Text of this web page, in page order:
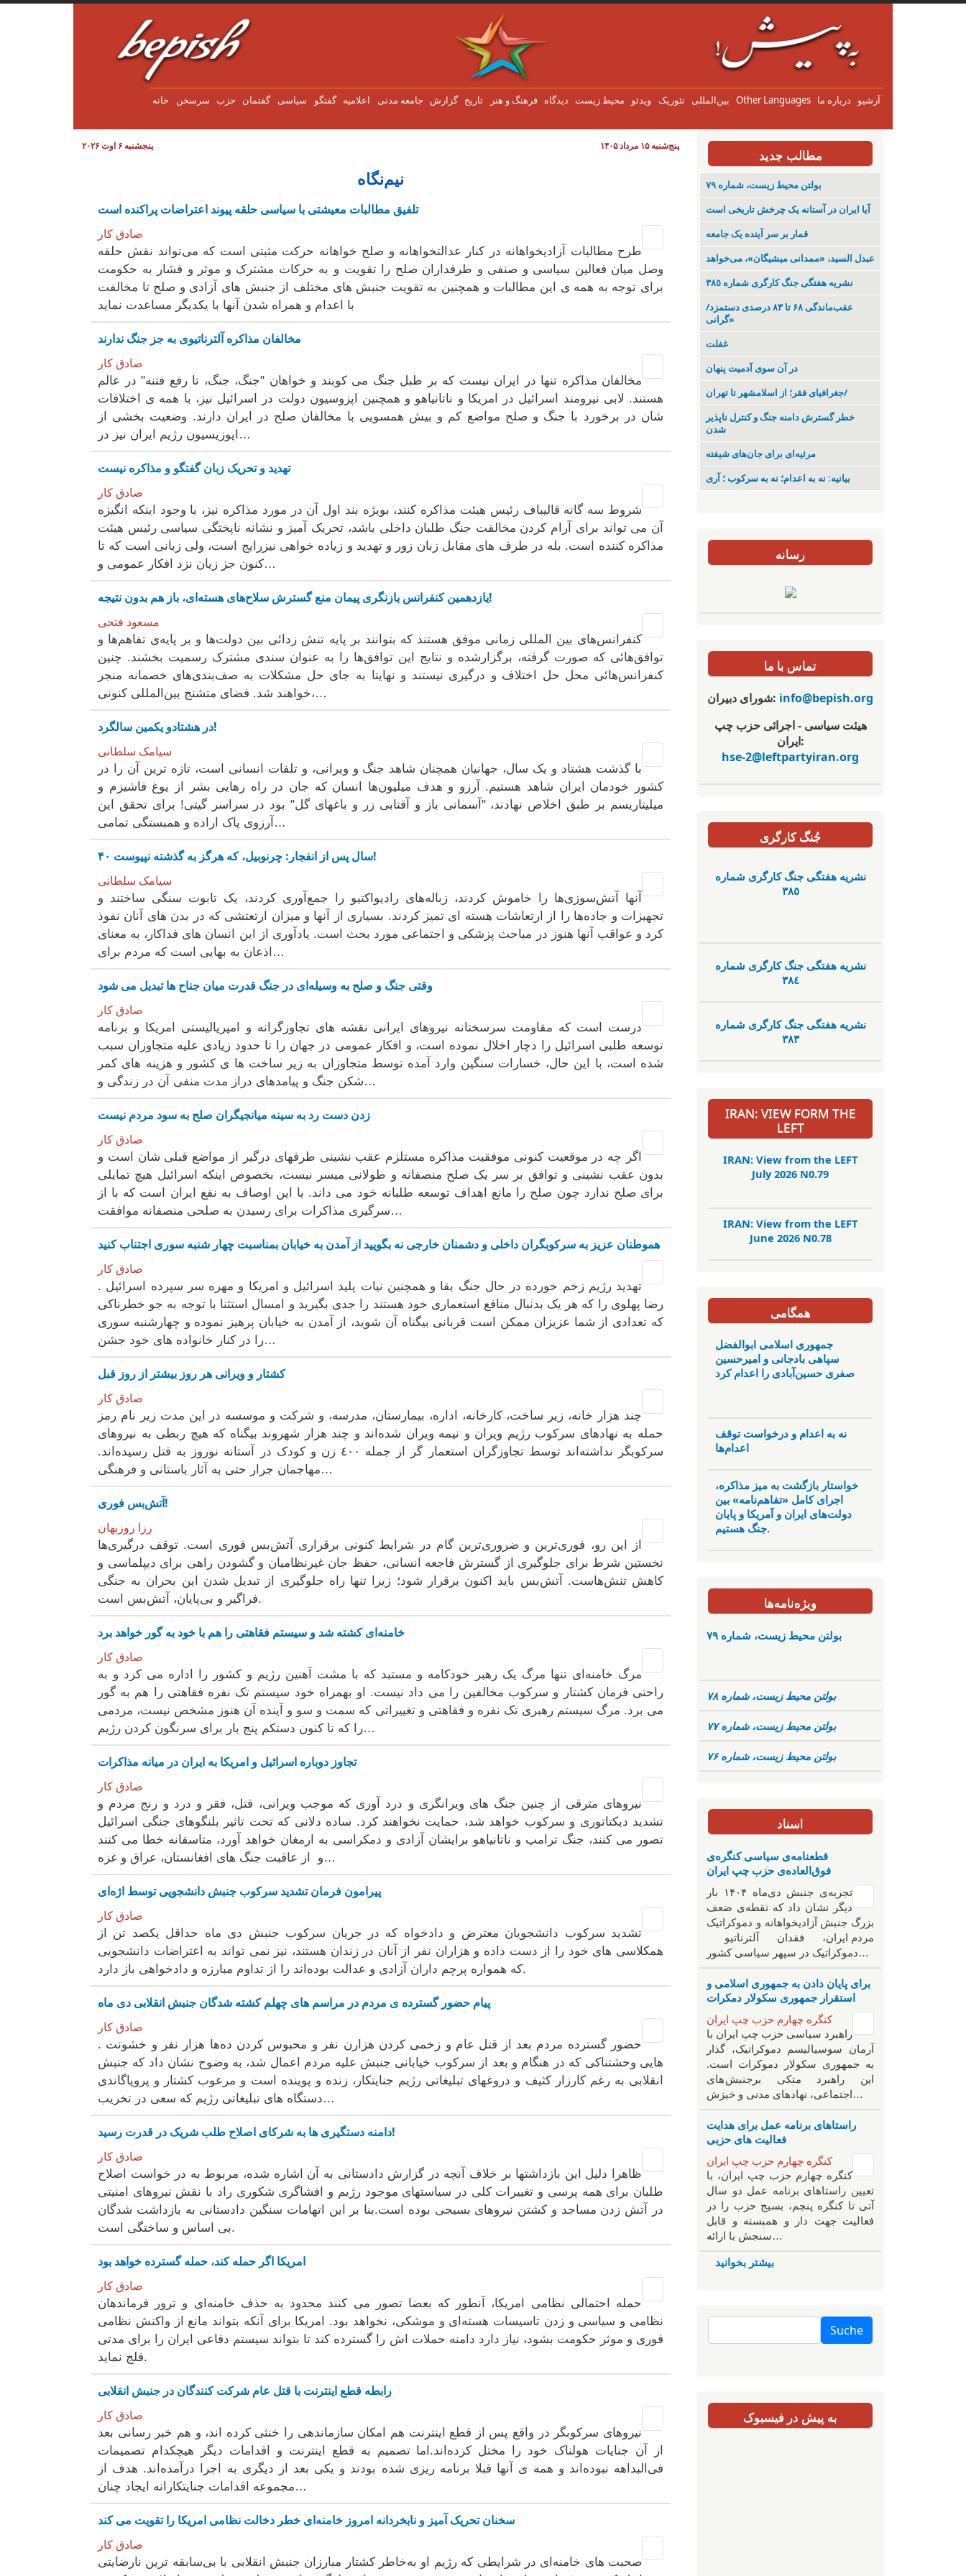
خانه سرسخن حزب گفتمان سياسی گفتگو جامعه مدنی گزارش تاریخ فرهنگ و هنر دیدگاه محیط زیست ویدئو تئوریک بین‌المللی Other Languages درباره ما آرشیو
پنجشنبه ۶ اوت ۲۰۲۶ پنج‌شنبه ۱۵ مرداد ۱۴۰۵
نیم‌نگاه
تلفیق مطالبات معیشتی با سیاسی حلقە پیوند اعتراضات پراکندە است
صادق کار
طرح مطالبات آزادیخواهانە در کنار عدالتخواهانە و صلح خواهانە حرکت مثبتی است کە می‌تواند نقش حلقە
وصل میان فعالین سیاسی و صنفی و طرفداران صلح را تقویت و بە حرکات مشترک و موثر و فشار بە حکومت
برای توجە بە همە ی این مطالبات و همچنین بە تقویت جنبش های مختلف از جنبش های آزادی و صلح تا مخالفت
با اعدام و همراە شدن آنها با یکدیگر مساعدت نماید
مخالفان مذاکرە آلترناتیوی بە جز جنگ ندارند
صادق کار
مخالفان مذاکرە تنها در ایران نیست کە بر طبل جنگ می کوبند و خواهان "جنگ، جنگ، تا رفع فتنە" در عالم
هستند. لابی نیرومند اسرائیل در امریکا و ناتانیاهو و همچنین اپزوسیون دولت در اسرائیل نیز، با همە ی اختلافات
شان در برخورد با جنگ و صلح مواضع کم و بیش همسویی با مخالفان صلح در ایران دارند. وضعیت بخشی از
اپوزیسیون رژیم ایران نیز در…
تهدید و تحریک زبان گفتگو و مذاکرە نیست
صادق کار
شروط سە گانە قالیباف رئیس هیئت مذاکرە کنند، بویژە بند اول آن در مورد مذاکرە نیز، با وجود اینکە انگیزە
آن می تواند برای آرام کردن مخالفت جنگ طلبان داخلی باشد، تحریک آمیز و نشانە ناپختگی سیاسی رئیس هیئت
مذاکرە کنندە است. بلە در طرف های مقابل زبان زور و تهدید و زیادە خواهی نیزرایج است، ولی زبانی است کە تا
کنون جز زیان نزد افکار عمومی و…
یازدهمین کنفرانس بازنگری پیمان منع گسترش سلاح‌های هسته‌ای، باز هم بدون نتیجه!
مسعود فتحی
کنفرانس‌های بین المللی زمانی موفق هستند که بتوانند بر پایه تنش زدائی بین دولت‌ها و بر پایه‌ی تفاهم‌ها و
توافق‌هائی که صورت گرفته، برگزارشده و نتایج این توافق‌ها را به عنوان سندی مشترک رسمیت بخشند. چنین
کنفرانس‌هائی محل حل اختلاف و درگیری نیستند و نهایتا به جای حل مشکلات به صف‌بندی‌های خصمانه منجر
خواهند شد. فضای متشنج بین‌المللی کنونی،…
در هشتادو یکمین سالگرد!
سیامک سلطانی
با گذشت هشتاد و یک سال، جهانیان همچنان شاهد جنگ و ویرانی، و تلفات انسانی است، تازه ترین آن را در
کشور خودمان ایران شاهد هستیم. آرزو و هدف میلیون‌ها انسان که جان در راه رهایی بشر از یوغ فاشیزم و
میلیتاریسم بر طبق اخلاص نهادند، "آسمانی باز و آقتابی زر و باغهای گل" بود در سراسر گیتی! برای تحقق این
آرزوی پاک اراده و همبستگی تمامی…
۴۰ سال پس از انفجار: چرنوبیل، که هرگز به گذشته نپیوست!
سیامک سلطانی
آنها آتش‌سوزی‌ها را خاموش کردند، زباله‌های رادیواکتیو را جمع‌آوری کردند، یک تابوت سنگی ساختند و
تجهیزات و جاده‌ها را از ارتعاشات هسته ای تمیز کردند. بسیاری از آنها و میزان ارتعتشی که در بدن های آنان نفوذ
کرد و عواقب آنها هنوز در مباحث پزشکی و اجتماعی مورد بحث است. یادآوری از این انسان های فداکار، به معنای
اذعان به بهایی است که مردم برای…
صادق کار
درست است کە مقاومت سرسختانە نیروهای ایرانی نقشە های تجاوزگرانە و امپریالیستی امریکا و برنامە
توسعە طلبی اسرائیل را دچار اخلال نمودە است، و افکار عمومی در جهان را تا حدود زیادی علیە متجاوزان سبب
شدە است، با این حال، خسارات سنگین وارد آمدە توسط متجاوزان بە زیر ساخت ها ی کشور و هزینە های کمر
شکن جنگ و پیامدهای دراز مدت منفی آن در زندگی و…
زدن دست رد بە سینە میانجیگران صلح بە سود مردم نیست
صادق کار
اگر چە در موقعیت کنونی موفقیت مذاکرە مستلزم عقب نشینی طرفهای درگیر از مواضع قبلی شان است و
بدون عقب نشینی و توافق بر سر یک صلح منصفانە و طولانی میسر نیست، بخصوص اینکە اسرائیل هیچ تمایلی
برای صلح ندارد چون صلح را مانع اهداف توسعە طلبانە خود می داند. با این اوصاف بە نفع ایران است کە با از
سرگیری مذاکرات برای رسیدن بە صلحی منصفانە موافقت…
هموطنان عزیز بە سرکوبگران داخلی و دشمنان خارجی نە بگویید از آمدن بە خیابان بمناسبت چهار شنبە سوری اجتناب کنید
صادق کار
. تهدید رژیم زخم خوردە در حال جنگ بقا و همچنین نیات پلید اسرائیل و امریکا و مهرە سر سپردە اسرائیل
رضا پهلوی را کە هر یک بدنبال منافع استعماری خود هستند را جدی بگیرید و امسال استثنا با توجە بە جو خطرناکی
کە تعدادی از شما عزیزان ممکن است قربانی بیگناە آن شوید، از آمدن بە خیابان پرهیز نمودە و چهارشنبە سوری
را در کنار خانوادە های خود جشن…
کشتار و ویرانی هر روز بیشتر از روز قبل
صادق کار
چند هزار خانە، زیر ساخت، کارخانە، ادارە، بیمارستان، مدرسە، و شرکت و موسسە در این مدت زیر نام رمز
حملە بە نهادهای سرکوب رژیم ویران و نیمە ویران شدەاند و چند هزار شهروند بیگناە کە هیچ ربطی بە نیروهای
سرکوبگر نداشتەاند توسط تجاوزگران استعمار گر از جملە ٤٠٠ زن و کودک در آستانە نوروز بە قتل رسیدەاند.
مهاجمان جرار حتی بە آثار باستانی و فرهنگی…
آتش‌بس فوری!
رزا روزبهان
از این رو، فوری‌ترین و ضروری‌ترین گام در شرایط کنونی برقراری آتش‌بس فوری است. توقف درگیری‌ها
نخستین شرط برای جلوگیری از گسترش فاجعه انسانی، حفظ جان غیرنظامیان و گشودن راهی برای دیپلماسی و
کاهش تنش‌هاست. آتش‌بس باید اکنون برقرار شود؛ زیرا تنها راه جلوگیری از تبدیل شدن این بحران به جنگی
فراگیر و بی‌پایان، آتش‌بس است.
خامنەای کشتە شد و سیستم فقاهتی را هم با خود بە گور خواهد برد
صادق کار
مرگ خامنەای تنها مرگ یک رهبر خودکامە و مستبد کە با مشت آهنین رژیم و کشور را ادارە می کرد و بە
راحتی فرمان کشتار و سرکوب مخالفین را می داد نیست. او بهمراە خود سیستم تک نفرە فقاهتی را هم بە گور
می برد. مرگ سیستم رهبری تک نفرە و فقاهتی و تغییراتی کە سمت و سو و آیندە آن هنوز مشخص نیست، مردمی
را کە تا کنون دستکم پنج بار برای سرنگون کردن رژیم…
تجاوز دوبارە اسرائیل و امریکا بە ایران در میانە مذاکرات
صادق کار
نیروهای مترقی از چنین جنگ های ویرانگری و درد آوری کە موجب ویرانی، قتل، فقر و درد و رنج مردم و
تشدید دیکتاتوری و سرکوب خواهد شد، حمایت نخواهند کرد. سادە دلانی کە تحت تاثیر بلنگوهای جنگی اسرائیل
تصور می کنند، جنگ ترامپ و ناتانیاهو برایشان آزادی و دمکراسی بە ارمغان خواهد آورد، متاسفانە خطا می کنند
و از عاقبت جنگ های افغانستان، عراق و غزە…
پیرامون فرمان تشدید سرکوب جنبش دانشجویی توسط اژەای
صادق کار
تشدید سرکوب دانشجویان معترض و دادخواە کە در جریان سرکوب جنبش دی ماە حداقل یکصد تن از
همکلاسی های خود را از دست دادە و هزاران نفر از آنان در زندان هستند، نیز نمی تواند بە اعتراضات دانشجویی
کە هموارە پرچم داران آزادی و عدالت بودەاند را از تداوم مبارزە و دادخواهی باز دارد.
پیام حضور گستردە ی مردم در مراسم های چهلم کشتە شدگان جنبش انقلابی دی ماە
صادق کار
. حضور گستردە مردم بعد از قتل عام و زخمی کردن هزارن نفر و محبوس کردن دەها هزار نفر و خشونت
هایی وحشتناکی کە در هنگام و بعد از سرکوب خیابانی جنبش علیە مردم اعمال شد، بە وضوح نشان داد کە جنبش
انقلابی بە رغم کارزار کثیف و دروغهای تبلیغاتی رژیم جنایتکار، زندە و پویندە است و مرعوب کشتار و پروپاگاندی
دستگاە های تبلیغاتی رژیم کە سعی در تخریب…
دامنە دستگیری ها بە شرکای اصلاح طلب شریک در قدرت رسید!
صادق کار
ظاهرا دلیل این بازداشتها بر خلاف آنچە در گزارش دادستانی بە آن اشارە شدە، مربوط بە در خواست اصلاح
طلبان برای همە پرسی و تغییرات کلی در سیاستهای موجود رژیم و افشاگری شکوری راد با نقش نیروهای امنیتی
در آتش زدن مساجد و کشتن نیروهای بسیجی بودە است.بنا بر این اتهامات سنگین دادستانی بە بازداشت شدگان
بی اساس و ساختگی است.
امریکا اگر حملە کند، حملە گستردە خواهد بود
صادق کار
حملە احتمالی نظامی امریکا، آنطور کە بعضا تصور می کنند محدود بە حذف خامنەای و ترور فرماندهان
نظامی و سیاسی و زدن تاسیسات هستەای و موشکی، نخواهد بود. امریکا برای آنکە بتواند مانع از واکنش نظامی
فوری و موثر حکومت بشود، نیاز دارد دامنە حملات اش را گستردە کند تا بتواند سیستم دفاعی ایران را برای مدتی
فلج نماید.
رابطە قطع اینترنت با قتل عام شرکت کنندگان در جنبش انقلابی
صادق کار
نیروهای سرکوبگر در واقع پس از قطع اینترنت هم امکان سازماندهی را خنثی کردە اند، و هم خبر رسانی بعد
از آن جنایات هولناک خود را مختل کردەاند.اما تصمیم بە قطع اینترنت و اقدامات دیگر هیچکدام تصمیمات
فی‌البداهە نبودەاند و همە ی آنها قبلا برنامە ریزی شدە بودند و یکی بعد از دیگری بە اجرا درآمدەاند. هدف از
مجموعە اقدامات جنایتکارانە ایجاد چنان…
سخنان تحریک آمیز و نابخردانە امروز خامنەای خطر دخالت نظامی امریکا را تقویت می کند
صادق کار
صحبت های خامنەای در شرایطی کە رژیم او به‌خاطر کشتار مبارزان جنبش انقلابی با بی‌سابقە ترین نارضایتی
مطالب جدید
بولتن محیط زیست، شماره ۷۹
آیا ایران در آستانه یک چرخش تاریخی است
قمار بر سر آینده یک جامعه
عبدل السید، «ممدانی میشیگان»، می‌خواهد
نشریە هفتگی جنگ کارگری شمارە ٣٨٥
عقب‌ماندگی ۶۸ تا ۸۳ درصدی دستمزد/
«گرانی
غفلت
در آن سوی آدمیت پنهان
جغرافیای فقر؛ از اسلامشهر تا تهران/
خطر گسترش دامنه جنگ و کنترل ناپذیر
شدن
مرثیه‌ای برای جان‌های شیفته
بیانیه: نه به اعدام؛ نه به سرکوب ؛ آری
رسانه
تماس با ما
شورای دبیران: info@bepish.org
هیئت سیاسی - اجرائی حزب چپ
ایران:
hse-2@leftpartyiran.org
جُنگ کارگری
نشریە هفتگی جنگ کارگری شمارە
٣٨٥
نشریە هفتگی جنگ کارگری شمارە
٣٨٤
نشریە هفتگی جنگ کارگری شمارە
٣٨٣
IRAN: VIEW FORM THE
LEFT
IRAN: View from the LEFT
July 2026 N0.79
IRAN: View from the LEFT
June 2026 N0.78
همگامی
جمهوری اسلامی ابوالفضل
سپاهی بادجانی و امیرحسین
صفری حسین‌آبادی را اعدام کرد
نه به اعدام و درخواست توقف
اعدام‌ها
خواستار بازگشت به میز مذاکره،
اجرای کامل «تفاهم‌نامه» بین
دولت‌های ایران و آمریکا و پایان
جنگ هستیم.
ویژه‌نامه‌ها
بولتن محیط زیست، شماره ۷۹
بولتن محیط زیست، شماره ۷۸
بولتن محیط زیست، شماره ۷۷
بولتن محیط زیست، شماره ۷۶
اسناد
قطعنامه‌ی سیاسی کنگره‌ی
فوق‌العاده‌ی حزب چپ ایران
تجربه‌ی جنبش دی‌ماه ۱۴۰۴ بار
دیگر نشان داد که نقطه‌ی ضعف
بزرگ جنبش آزادیخواهانه و دموکراتیک
مردم ایران، فقدان آلترناتیو
دموکراتیک در سپهر سیاسی کشور…
برای پایان دادن به جمهوری اسلامی و
استقرار جمهوری سکولار دمکرات
کنگره چهارم حزب چپ ایران
راهبرد سياسی حزب چپ ایران با
آرمان سوسیالیسم دموکراتیک، گذار
به جمهوری سکولار دموکرات است.
این راهبرد متکی برجنبش های
اجتماعی، نهادهای مدنی و خیزش‌…
راستاهای برنامه عمل برای هدایت
فعالیت های حزبی
کنگره چهارم حزب چپ ایران
کنگره چهارم حزب چپ ایران، با
تعیین راستاهای برنامه عمل دو سال
آتی تا کنگره پنجم، بسیج حزب را در
فعالیت جهت دار و همبسته و قابل
سنجش با ارائه…
بیشتر بخوانید
Suche
به پیش در فیسبوک